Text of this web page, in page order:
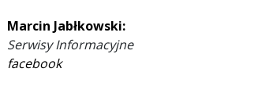
Marcin Jabłkowski:
Serwisy Informacyjne
facebook